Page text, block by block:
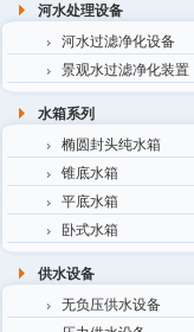
河水处理设备
河水过滤净化设备
景观水过滤净化装置
水箱系列
椭圆封头纯水箱
锥底水箱
平底水箱
卧式水箱
供水设备
无负压供水设备